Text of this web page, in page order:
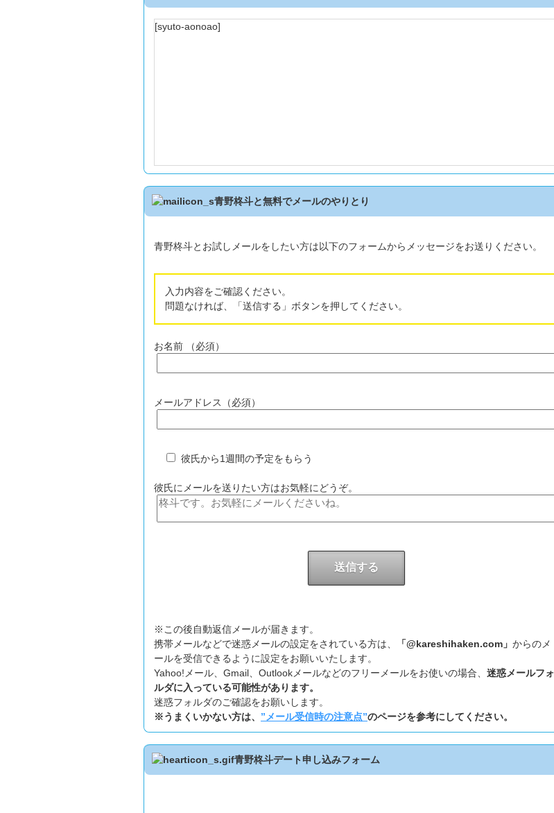
[syuto-aonoao]
青野柊斗と無料でメールのやりとり
青野柊斗とお試しメールをしたい方は以下のフォームからメッセージをお送りください。
入力内容をご確認ください。
問題なければ、「送信する」ボタンを押してください。
お名前 （必須）
メールアドレス（必須）
彼氏から1週間の予定をもらう
彼氏にメールを送りたい方はお気軽にどうぞ。
※この後自動返信メールが届きます。
携帯メールなどで迷惑メールの設定をされている方は、
「@kareshihaken.com」 からのメ
ールを受信できるように設定をお願いいたします。
Yahoo!メール、Gmail、Outlookメールなどのフリーメールをお使いの場合、 迷惑メールフォ
ルダに入っている可能性があります。
迷惑フォルダのご確認をお願いします。
※うまくいかない方は、 ”メール受信時の注意点”のページを参考にしてください。
青野柊斗デート申し込みフォーム